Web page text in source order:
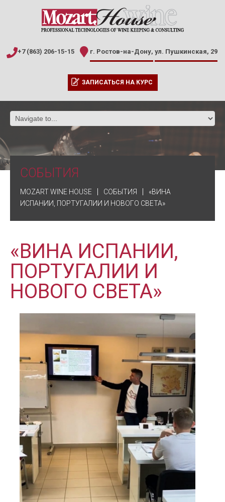
+7 (863) 206-15-15 г. Ростов-на-Дону, ул. Пушкинская, 29
ЗАПИСАТЬСЯ НА КУРС
СОБЫТИЯ
MOZART WINE HOUSE СОБЫТИЯ
«ВИНА
ИСПАНИИ, ПОРТУГАЛИИ И НОВОГО СВЕТА»
«ВИНА ИСПАНИИ,
ПОРТУГАЛИИ И
НОВОГО СВЕТА»